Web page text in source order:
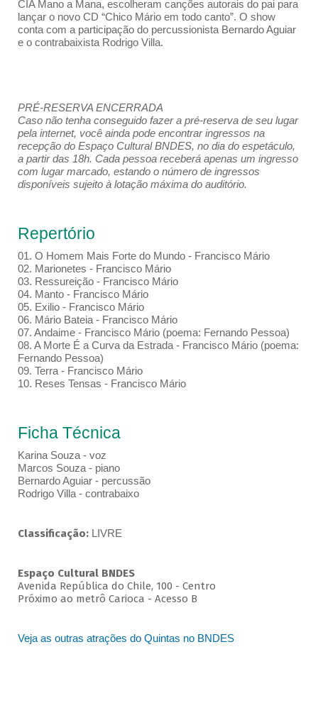
CIA Mano a Mana, escolheram canções autorais do pai para
lançar o novo CD “Chico Mário em todo canto”. O show
conta com a participação do percussionista Bernardo Aguiar
e o contrabaixista Rodrigo Villa.
PRÉ-RESERVA ENCERRADA
Caso não tenha conseguido fazer a pré-reserva de seu lugar
pela internet, você ainda pode encontrar ingressos na
recepção do Espaço Cultural BNDES, no dia do espetáculo,
a partir das 18h. Cada pessoa receberá apenas um ingresso
com lugar marcado, estando o número de ingressos
disponíveis sujeito à lotação máxima do auditório.
Repertório
01. O Homem Mais Forte do Mundo - Francisco Mário
02. Marionetes - Francisco Mário
03. Ressureição - Francisco Mário
04. Manto - Francisco Mário
05. Exilio - Francisco Mário
06. Mário Bateia - Francisco Mário
07. Andaime - Francisco Mário (poema: Fernando Pessoa)
08. A Morte É a Curva da Estrada - Francisco Mário (poema:
Fernando Pessoa)
09. Terra - Francisco Mário
10. Reses Tensas - Francisco Mário
Ficha Técnica
Karina Souza - voz
Marcos Souza - piano
Bernardo Aguiar - percussão
Rodrigo Villa - contrabaixo
Classificação: LIVRE
Espaço Cultural BNDES
Avenida República do Chile, 100 - Centro
Próximo ao metrô Carioca - Acesso B
Veja as outras atrações do Quintas no BNDES